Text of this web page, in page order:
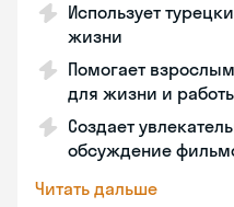
Использует
жизни
Помогает
для жизни и
Создает
обсуждение
Читать дальше